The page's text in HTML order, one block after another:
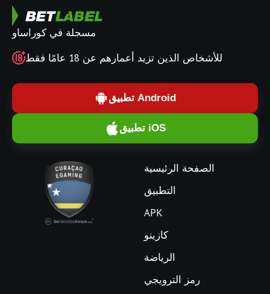
مسجلة في كوراساو
للأشخاص الذين تزيد أعمارهم عن 18 عامًا فقط
تطبيق Android
تطبيق iOS
الصفحة الرئيسية
التطبيق
APK
كازينو
الرياضة
رمز الترويجي